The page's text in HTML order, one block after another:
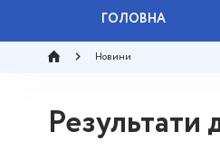
ГОЛОВНА
Новини
Результати